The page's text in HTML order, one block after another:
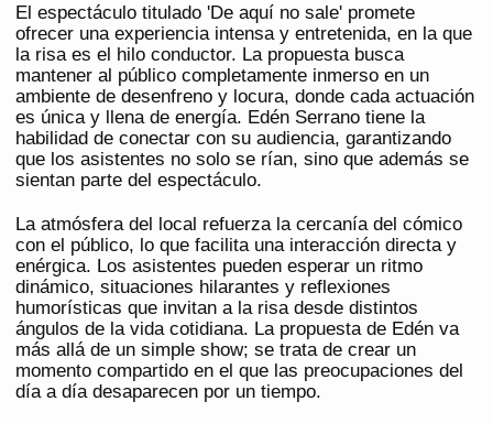
El espectáculo titulado 'De aquí no sale' promete
ofrecer una experiencia intensa y entretenida, en la que
la risa es el hilo conductor. La propuesta busca
mantener al público completamente inmerso en un
ambiente de desenfreno y locura, donde cada actuación
es única y llena de energía. Edén Serrano tiene la
habilidad de conectar con su audiencia, garantizando
que los asistentes no solo se rían, sino que además se
sientan parte del espectáculo.
La atmósfera del local refuerza la cercanía del cómico
con el público, lo que facilita una interacción directa y
enérgica. Los asistentes pueden esperar un ritmo
dinámico, situaciones hilarantes y reflexiones
humorísticas que invitan a la risa desde distintos
ángulos de la vida cotidiana. La propuesta de Edén va
más allá de un simple show; se trata de crear un
momento compartido en el que las preocupaciones del
día a día desaparecen por un tiempo.